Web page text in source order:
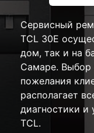
Сервисный
TCL 30Е
дом, так и на
Самаре. Выбор
пожелания
располагает
диагностики и
TCL.